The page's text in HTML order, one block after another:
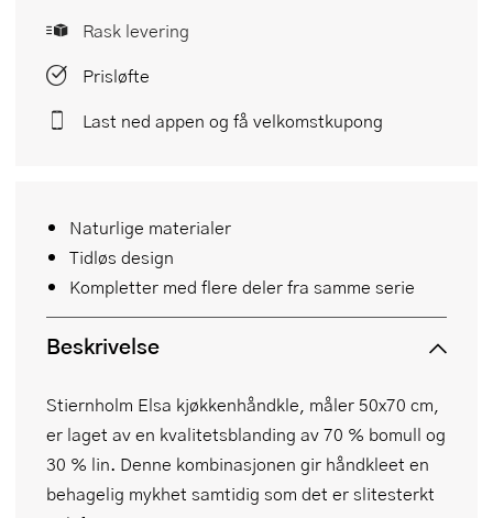
Naturlige materialer
Tidløs design
Kompletter med flere deler fra samme serie
Beskrivelse
Stiernholm Elsa kjøkkenhåndkle, måler 50x70 cm,
er laget av en kvalitetsblanding av 70 % bomull og
30 % lin. Denne kombinasjonen gir håndkleet en
behagelig mykhet samtidig som det er slitesterkt
Rask levering
Prisløfte
Last ned appen og få velkomstkupong